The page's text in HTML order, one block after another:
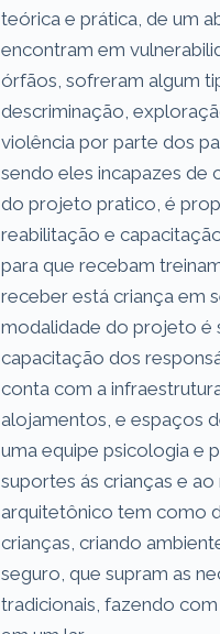
teórica e prática, de um
encontram em
órfãos, sofreram algum
descriminação,
violência por parte dos
sendo eles incapazes de
do projeto pratico, é
reabilitação e
para que recebam
receber está criança em
modalidade do projeto é
capacitação dos
conta com a
alojamentos, e espaços
uma equipe psicologia e
suportes ás crianças e
arquitetônico tem como
crianças, criando
seguro, que supram as
tradicionais, fazendo